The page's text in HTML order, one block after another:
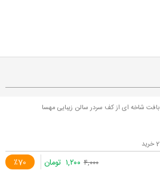
بافت شاخه ای از کف سردر سالن زیبایی مهسا
٪70 ۴,۰۰۰ ۱,۲۰۰ تومان